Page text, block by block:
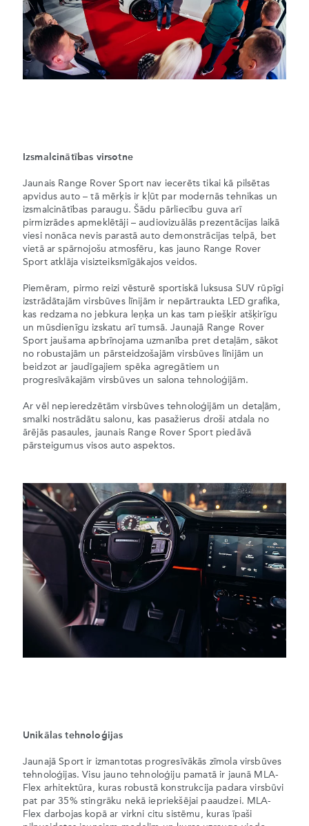
Izsmalcinātības virsotne
Jaunais Range Rover Sport nav iecerēts tikai kā pilsētas
apvidus auto – tā mērķis ir kļūt par modernās tehnikas un
izsmalcinātības paraugu. Šādu pārliecību guva arī
pirmizrādes apmeklētāji – audiovizuālās prezentācijas laikā
viesi nonāca nevis parastā auto demonstrācijas telpā, bet
vietā ar spārnojošu atmosfēru, kas jauno Range Rover
Sport atklāja visizteiksmīgākajos veidos.
Piemēram, pirmo reizi vēsturē sportiskā luksusa SUV rūpīgi
izstrādātajām virsbūves līnijām ir nepārtraukta LED grafika,
kas redzama no jebkura leņķa un kas tam piešķir atšķirīgu
un mūsdienīgu izskatu arī tumsā. Jaunajā Range Rover
Sport jaušama apbrīnojama uzmanība pret detaļām, sākot
no robustajām un pārsteidzošajām virsbūves līnijām un
beidzot ar jaudīgajiem spēka agregātiem un
progresīvākajām virsbūves un salona tehnoloģijām.
Ar vēl nepieredzētām virsbūves tehnoloģijām un detaļām,
smalki nostrādātu salonu, kas pasažierus droši atdala no
ārējās pasaules, jaunais Range Rover Sport piedāvā
pārsteigumus visos auto aspektos.
Unikālas tehnoloģijas
Jaunajā Sport ir izmantotas progresīvākās zīmola virsbūves
tehnoloģijas. Visu jauno tehnoloģiju pamatā ir jaunā MLA-
Flex arhitektūra, kuras robustā konstrukcija padara virsbūvi
pat par 35% stingrāku nekā iepriekšējai paaudzei. MLA-
Flex darbojas kopā ar virkni citu sistēmu, kuras īpaši